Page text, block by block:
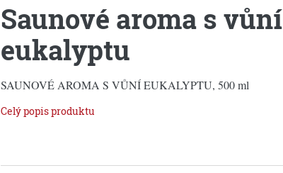
Saunové aroma s vůní
eukalyptu
SAUNOVÉ AROMA S VŮNÍ EUKALYPTU, 500 ml
Celý popis produktu